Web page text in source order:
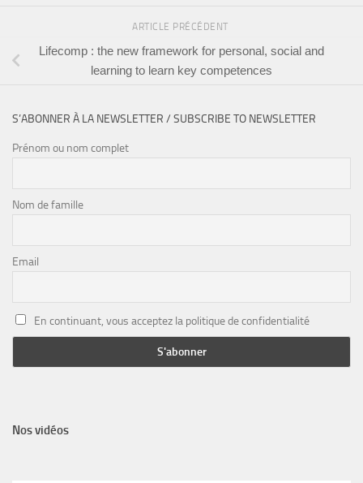
ARTICLE PRÉCÉDENT
Lifecomp : the new framework for personal, social and
learning to learn key competences
S’ABONNER À LA NEWSLETTER / SUBSCRIBE TO NEWSLETTER
Prénom ou nom complet
Nom de famille
Email
En continuant, vous acceptez la politique de confidentialité
Nos vidéos